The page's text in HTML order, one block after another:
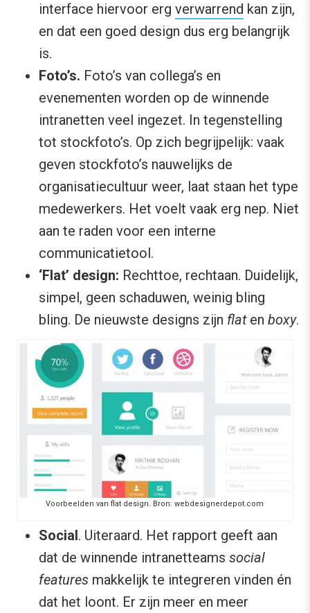
interface hiervoor erg verwarrend kan zijn,
en dat een goed design dus erg belangrijk
is.
Foto’s. Foto’s van collega’s en
evenementen worden op de winnende
intranetten veel ingezet. In tegenstelling
tot stockfoto’s. Op zich begrijpelijk: vaak
geven stockfoto’s nauwelijks de
organisatiecultuur weer, laat staan het type
medewerkers. Het voelt vaak erg nep. Niet
aan te raden voor een interne
communicatietool.
‘Flat’ design: Rechttoe, rechtaan. Duidelijk,
simpel, geen schaduwen, weinig bling
bling. De nieuwste designs zijn flat en boxy.
Voorbeelden van flat design. Bron: webdesignerdepot.com
Social. Uiteraard. Het rapport geeft aan
dat de winnende intranetteams social
features makkelijk te integreren vinden én
dat het loont. Er zijn meer en meer